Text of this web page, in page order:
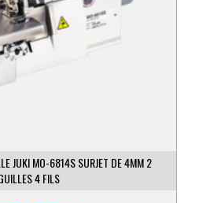
JUKI MO-6814S SURJET DE 4MM 2
4 FILS